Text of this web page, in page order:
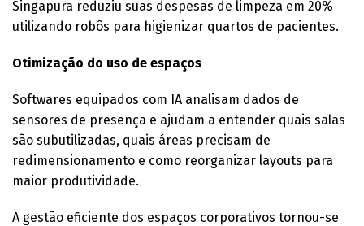
Singapura reduziu suas despesas de limpeza em 20%
utilizando robôs para higienizar quartos de pacientes.
Otimização do uso de espaços
Softwares equipados com IA analisam dados de
sensores de presença e ajudam a entender quais salas
são subutilizadas, quais áreas precisam de
redimensionamento e como reorganizar layouts para
maior produtividade.
A gestão eficiente dos espaços corporativos tornou-se